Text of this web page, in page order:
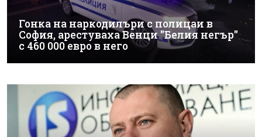
Гонка на наркодилъри с полицаи в
София, арестуваха Венци "Белия негър"
с 460 000 евро в него